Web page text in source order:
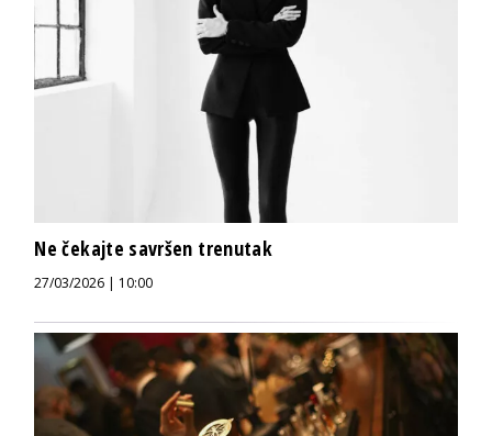
Ne čekajte savršen trenutak
27/03/2026 | 10:00